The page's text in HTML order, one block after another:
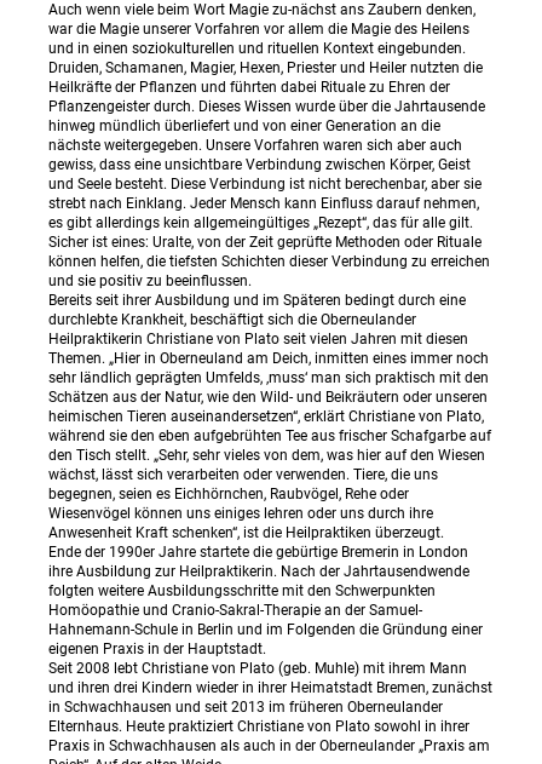
Auch wenn viele beim Wort Magie zu-nächst ans Zaubern denken,
war die Magie unserer Vorfahren vor allem die Magie des Heilens
und in einen soziokulturellen und rituellen Kontext eingebunden.
Druiden, Schamanen, Magier, Hexen, Priester und Heiler nutzten die
Heilkräfte der Pflanzen und führten dabei Rituale zu Ehren der
Pflanzengeister durch. Dieses Wissen wurde über die Jahrtausende
hinweg mündlich überliefert und von einer Generation an die
nächste weitergegeben. Unsere Vorfahren waren sich aber auch
gewiss, dass eine unsichtbare Verbindung zwischen Körper, Geist
und Seele besteht. Diese Verbindung ist nicht berechenbar, aber sie
strebt nach Einklang. Jeder Mensch kann Einfluss darauf nehmen,
es gibt allerdings kein allgemeingültiges „Rezept“, das für alle gilt.
Sicher ist eines: Uralte, von der Zeit geprüfte Methoden oder Rituale
können helfen, die tiefsten Schichten dieser Verbindung zu erreichen
und sie positiv zu beeinflussen.
Bereits seit ihrer Ausbildung und im Späteren bedingt durch eine
durchlebte Krankheit, beschäftigt sich die Oberneulander
Heilpraktikerin Christiane von Plato seit vielen Jahren mit diesen
Themen. „Hier in Oberneuland am Deich, inmitten eines immer noch
sehr ländlich geprägten Umfelds, ‚muss‘ man sich praktisch mit den
Schätzen aus der Natur, wie den Wild- und Beikräutern oder unseren
heimischen Tieren auseinandersetzen“, erklärt Christiane von Plato,
während sie den eben aufgebrühten Tee aus frischer Schafgarbe auf
den Tisch stellt. „Sehr, sehr vieles von dem, was hier auf den Wiesen
wächst, lässt sich verarbeiten oder verwenden. Tiere, die uns
begegnen, seien es Eichhörnchen, Raubvögel, Rehe oder
Wiesenvögel können uns einiges lehren oder uns durch ihre
Anwesenheit Kraft schenken“, ist die Heilpraktiken überzeugt.
Ende der 1990er Jahre startete die gebürtige Bremerin in London
ihre Ausbildung zur Heilpraktikerin. Nach der Jahrtausendwende
folgten weitere Ausbildungsschritte mit den Schwerpunkten
Homöopathie und Cranio-Sakral-Therapie an der Samuel-
Hahnemann-Schule in Berlin und im Folgenden die Gründung einer
eigenen Praxis in der Hauptstadt.
Seit 2008 lebt Christiane von Plato (geb. Muhle) mit ihrem Mann
und ihren drei Kindern wieder in ihrer Heimatstadt Bremen, zunächst
in Schwachhausen und seit 2013 im früheren Oberneulander
Elternhaus. Heute praktiziert Christiane von Plato sowohl in ihrer
Praxis in Schwachhausen als auch in der Oberneulander „Praxis am